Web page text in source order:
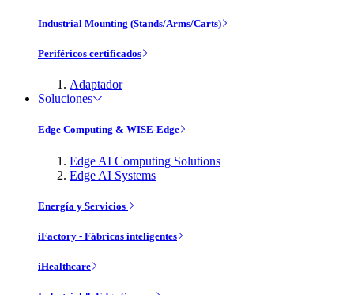
Industrial Mounting (Stands/Arms/Carts)
Periféricos certificados
Adaptador
Soluciones
Edge Computing & WISE-Edge
Edge AI Computing Solutions
Edge AI Systems
Energía y Servicios
iFactory - Fábricas inteligentes
iHealthcare